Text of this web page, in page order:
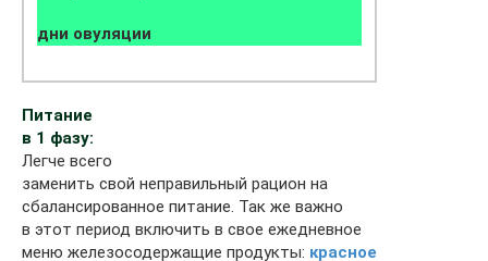
дни овуляции
Питание
в 1 фазу:
Легче всего
заменить свой неправильный рацион на
сбалансированное питание. Так же важно
в этот период включить в свое ежедневное
меню железосодержащие продукты: красное